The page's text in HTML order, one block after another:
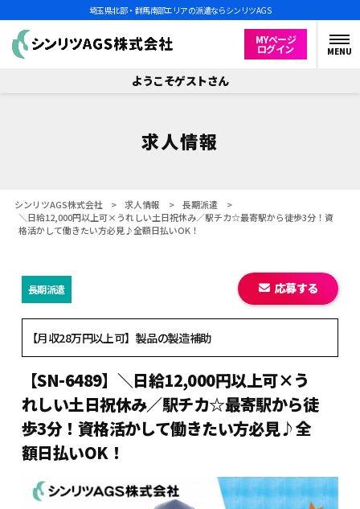
埼玉県北部・群馬南部エリアの派遣ならシンリツAGS
MYページ
ログイン MENU
ようこそゲストさん
求人情報
シンリツAGS株式会社 > 求人情報 > 長期派遣>
＼日給12,000円以上可×うれしい土日祝休み／駅チカ☆最寄駅から徒歩3分！資
格活かして働きたい方必見♪全額日払いOK！
【SN-6489】＼日給12,000円以上可×う
れしい土日祝休み／駅チカ☆最寄駅から徒
歩3分！資格活かして働きたい方必見♪全
額日払いOK！
【月収28万円以上可】製品の製造補助
長期派遣 応募する